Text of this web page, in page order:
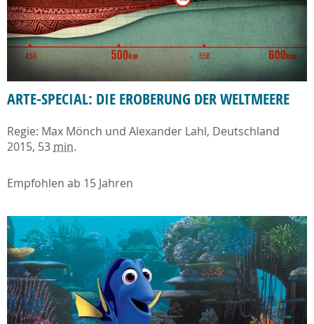
ARTE-SPECIAL: DIE EROBERUNG DER WELTMEERE
Regie: Max Mönch und Alexander Lahl, Deutschland
2015, 53 min.
Empfohlen ab 15 Jahren